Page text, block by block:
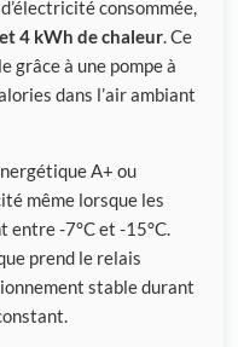
consommée,
4 kWh de chaleur. Ce
grâce à une pompe à
dans l’air ambiant
A+ ou
même lorsque les
-7°C et -15°C.
prend le relais
stable durant